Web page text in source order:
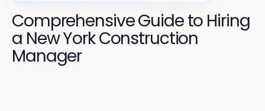
Comprehensive Guide to Hiring
a New York Construction
Manager